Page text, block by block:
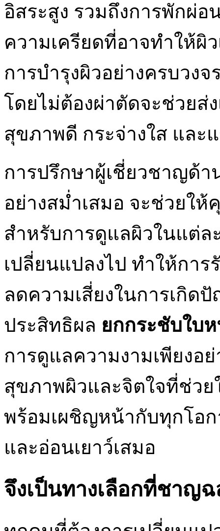
อิสระสูง รวมถึงการพักผ่อ
ความเครียดที่อาจทำให้ผิ
การบำรุงผิวอย่างครบวง
โดยไม่ต้องผ่าตัดจะช่วยส่
สุขภาพดี กระจ่างใส และ
การปรึกษาผู้เชี่ยวชาญด้
อย่างสม่ำเสมอ จะช่วยใ
สำหรับการดูแลผิวในแต่
เปลี่ยนแปลงไป ทำให้กา
ลดความเสี่ยงในการเกิด
ประสิทธิผล ยกกระชับใบ
การดูแลความงามเพียงอ
สุขภาพผิวและจิตใจที่ช่ว
พร้อมเผชิญหน้ากับทุกโอ
และอ่อนเยาว์เสมอ
จึงเป็นทางเลือกที่ชาญ